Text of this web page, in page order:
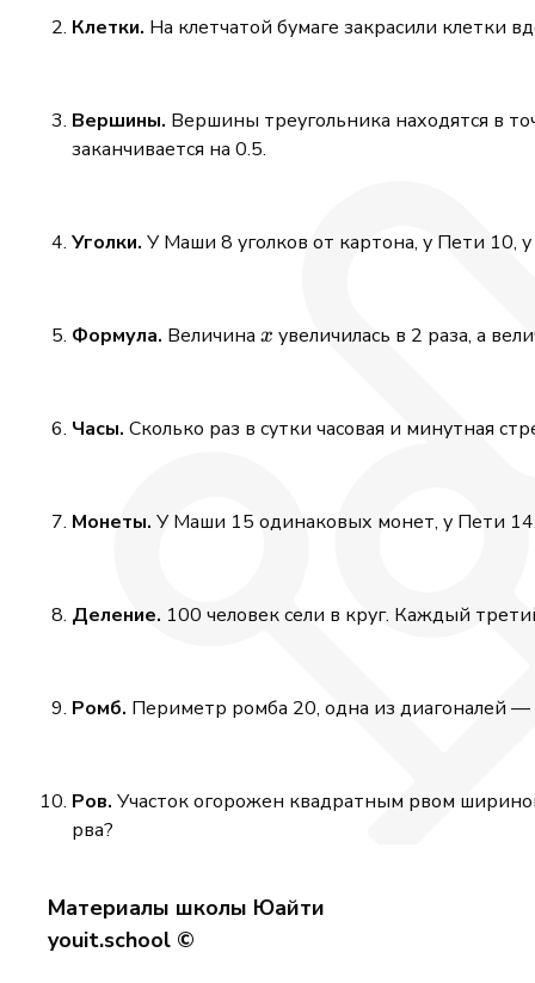
Клетки. На клетчатой бумаге закрасили клетки
Вершины. Вершины треугольника находятся в
заканчивается на 0.5.
Уголки. У Маши 8 уголков от картона, у Пети 10,
Формула. Величина x
x увеличилась в 2 раза, а
Часы. Сколько раз в сутки часовая и минутная
Монеты. У Маши 15 одинаковых монет, у Пети 14.
Деление. 100 человек сели в круг. Каждый
Ромб. Периметр ромба 20, одна из диагоналей
Ров. Участок огорожен квадратным рвом
рва?
Материалы школы Юайти
youit.school ©